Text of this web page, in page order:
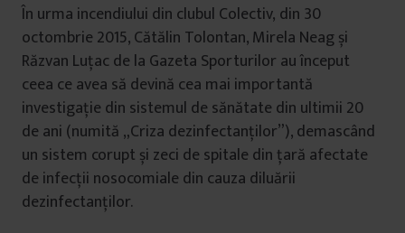
În urma incendiului din clubul Colectiv, din 30
octombrie 2015, Cătălin Tolontan, Mirela Neag și
Răzvan Luțac de la Gazeta Sporturilor au început
ceea ce avea să devină cea mai importantă
investigație din sistemul de sănătate din ultimii 20
de ani (numită „Criza dezinfectanților”), demascând
un sistem corupt și zeci de spitale din țară afectate
de infecții nosocomiale din cauza diluării
dezinfectanților.